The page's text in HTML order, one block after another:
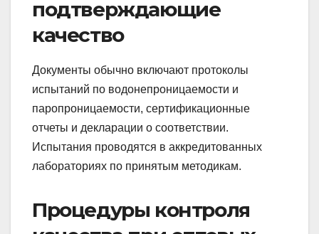
подтверждающие
качество
Документы обычно включают протоколы
испытаний по водонепроницаемости и
паропроницаемости, сертификационные
отчеты и декларации о соответствии.
Испытания проводятся в аккредитованных
лабораториях по принятым методикам.
Процедуры контроля